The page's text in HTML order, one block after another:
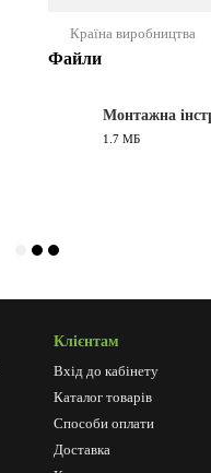
Країна виробництва
Файли
Монтажна
1.7 МБ
Клієнтам
Вхід до кабінету
Каталог товарів
Способи оплати
Доставка